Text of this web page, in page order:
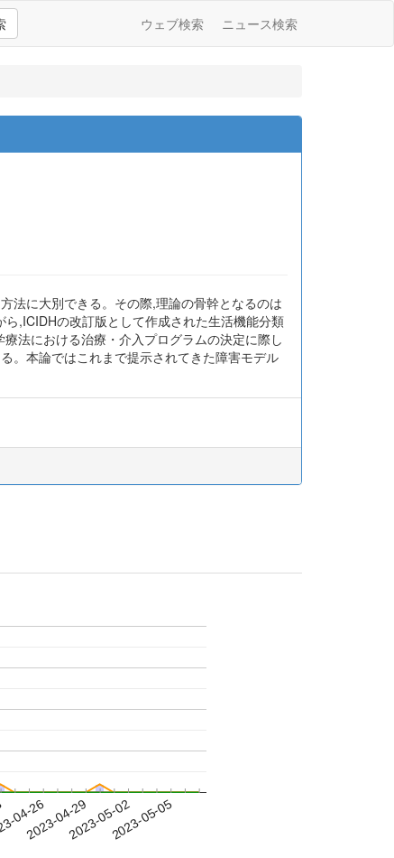
ウェブ検索 ニュース検索
法に大別できる。その際,理論の骨幹となるのは
,ICIDHの改訂版として作成された生活機能分類
法における治療・介入プログラムの決定に際し
。本論ではこれまで提示されてきた障害モデル
04-26
2023-04-292023-05-022023-05-05